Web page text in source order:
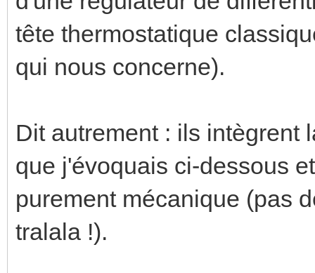
tête thermostatique
qui nous concerne).
Dit autrement : ils intègrent
que j'évoquais ci-dessous
purement mécanique (pas
tralala !).